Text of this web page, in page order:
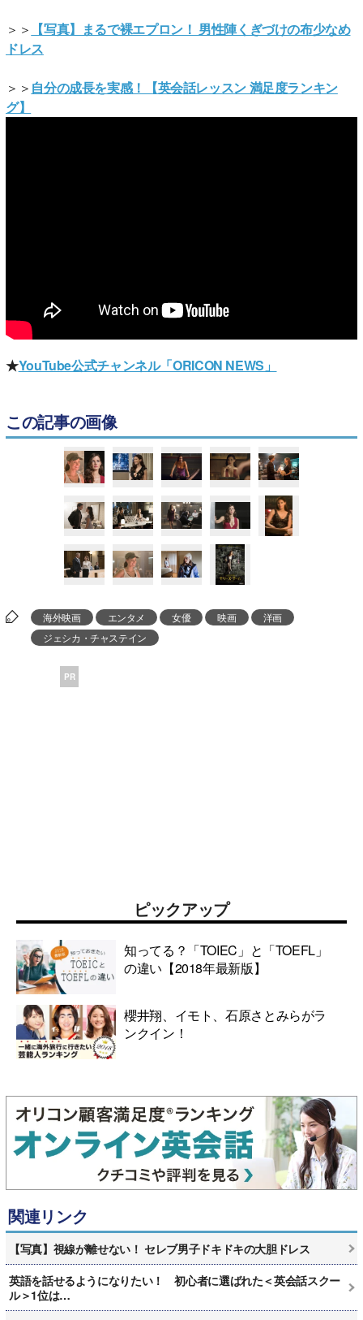
＞＞ 【写真】まるで裸エプロン！ 男性陣くぎづけの布少なめ
ドレス
＞＞ 自分の成長を実感！【英会話レッスン 満足度ランキン
グ】
★YouTube公式チャンネル「ORICON NEWS」
この記事の画像
海外映画 エンタメ 女優 映画
洋画
ジェシカ・チャステイン
PR
ピックアップ
知ってる？「TOIEC」と「TOEFL」
の違い【2018年最新版】
櫻井翔、イモト、石原さとみらがラ
ンクイン！
関連リンク
【写真】視線が離せない！ セレブ男子ドキドキの大胆ドレス
英語を話せるようになりたい！ 初心者に選ばれた＜英会話スクー
ル＞1位は…